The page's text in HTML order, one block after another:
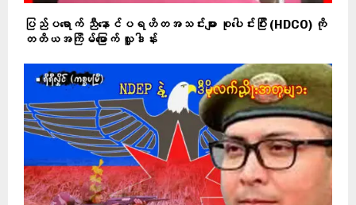
ပြည်ပရောက် ညီနောင်ပရဟိတအသင်းများ စုပေါင်းပြီး (HDCO) ကို
တတိယအကြိမ်မြောက် လှူဒါန်း